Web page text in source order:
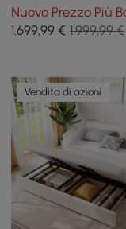
Nuovo Prezzo Più
1.699,99 € 1.999,99 €
Vendita di azioni